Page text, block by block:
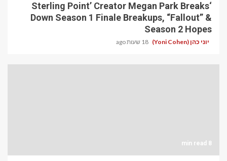
‘Sterling Point’ Creator Megan Park Breaks
Down Season 1 Finale Breakups, “Fallout” &
Season 2 Hopes
יוני כהן (Yoni Cohen) 18 שעות ago
8 min read